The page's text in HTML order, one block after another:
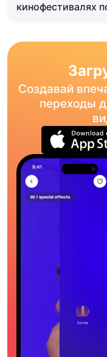
кинофестивалях
Создавай
переходы